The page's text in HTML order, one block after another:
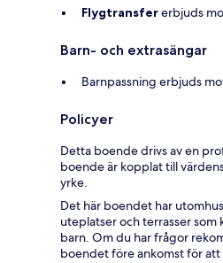
Flygtransfererbjuds
Barn- och extrasängar
Barnpassning erbjuds
Policyer
Detta boende drivs av en
boende är kopplat till
yrke.
Det här boendet har
uteplatser och terrasser som
barn. Om du har frågor
boendet före ankomst för